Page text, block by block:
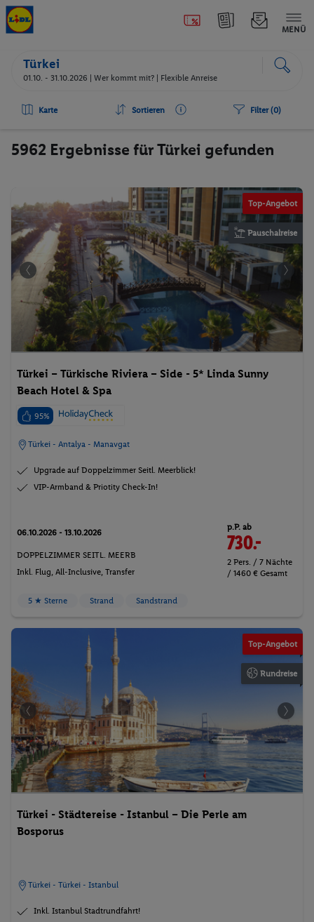
MENÜ
Türkei
01.10. - 31.10.2026 | Wer kommt mit? | Flexible Anreise
Karte Sortieren Filter (0)
5962 Ergebnisse für Türkei gefunden
Top-Angebot
Pauschalreise
Türkei – Türkische Riviera – Side - 5* Linda Sunny
Beach Hotel & Spa
95%
Türkei - Antalya - Manavgat
Upgrade auf Doppelzimmer Seitl. Meerblick!
VIP-Armband & Priotity Check-In!
06.10.2026 - 13.10.2026
DOPPELZIMMER SEITL. MEERB
Inkl. Flug, All-Inclusive , Transfer
p.P. ab
730.-
2 Pers. / 7 Nächte
/ 1460 € Gesamt
5 ★ Sterne Strand Sandstrand
Top-Angebot
Rundreise
Türkei - Städtereise - Istanbul – Die Perle am
Bosporus
Türkei - Türkei - Istanbul
Inkl. Istanbul Stadtrundfahrt!